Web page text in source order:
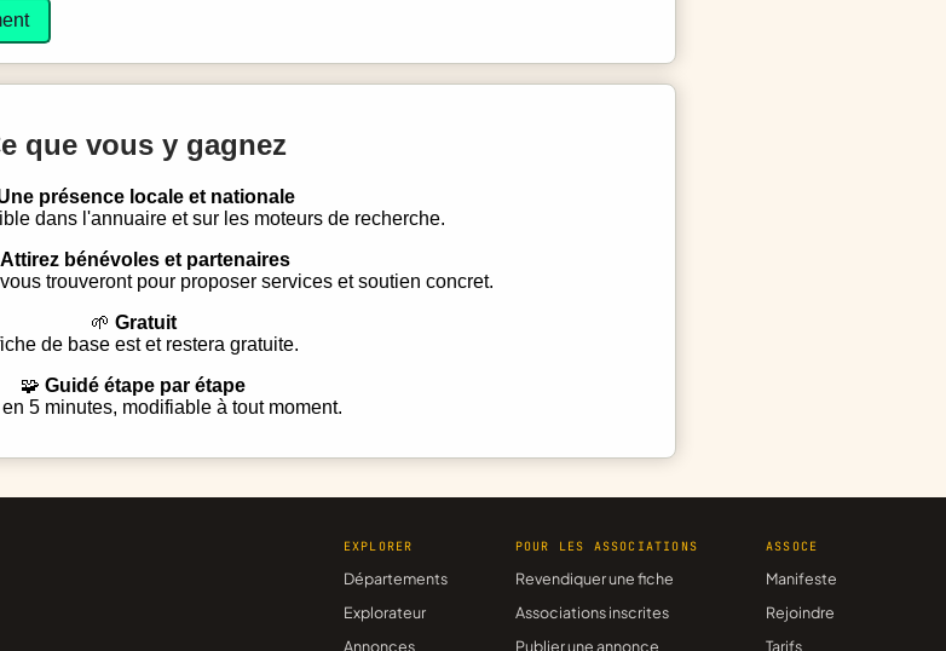
Ce que vous y gagnez
présence locale et nationale
dans l'annuaire et sur les moteurs de recherche.
Attirez bénévoles et partenaires
trouveront pour proposer services et soutien concret.
Gratuit
de base est et restera gratuite.
Guidé étape par étape
5 minutes, modifiable à tout moment.
EXPLORER
Départements
Explorateur
Annonces
POUR LES ASSOCIATIONS
Revendiquer une fiche
Associations inscrites
Publier une annonce
ASSOCE
Manifeste
Rejoindre
Tarifs